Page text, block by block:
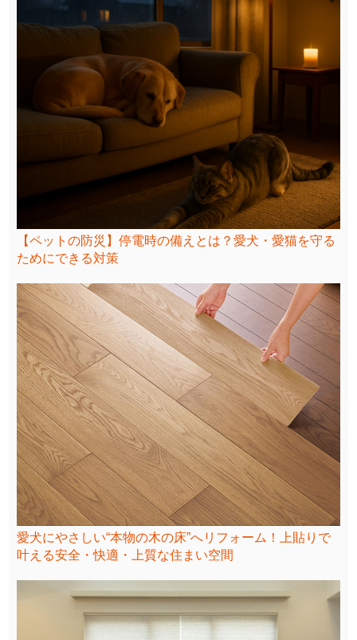
【ペットの防災】停電時の備えとは？愛犬・愛猫を守る
ためにできる対策
愛犬にやさしい“本物の木の床”へリフォーム！上貼りで
叶える安全・快適・上質な住まい空間